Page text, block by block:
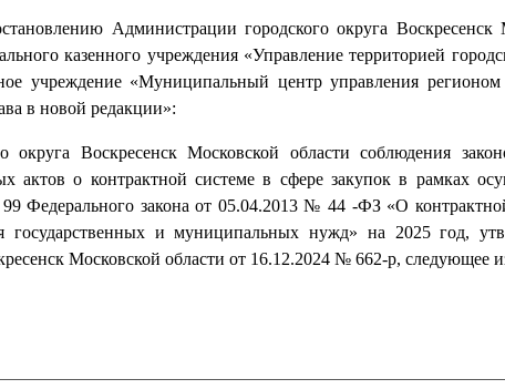
Администрации городского округа Воскресенск
казенного учреждения «Управление территорией
учреждение «Муниципальный центр управления регионом
в новой редакции»:
Воскресенск Московской области соблюдения
о контрактной системе в сфере закупок в рамках
Федерального закона от 05.04.2013 № 44 -ФЗ «О
государственных и муниципальных нужд» на 2025 год,
Московской области от 16.12.2024 № 662-р, следующее